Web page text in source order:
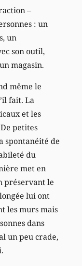
–
: un
un
son outil,
magasin.
même le
fait. La
et les
petites
spontanéité de
du
met en
préservant le
lui ont
les murs mais
dans
un peu crade,